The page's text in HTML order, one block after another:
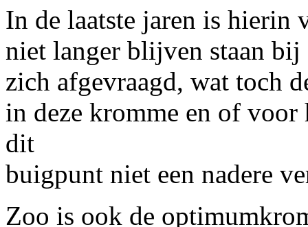
In de laatste jaren is hierin
niet langer blijven staan
zich afgevraagd, wat toch
in deze kromme en of
dit
buigpunt niet een nadere
Zoo is ook de